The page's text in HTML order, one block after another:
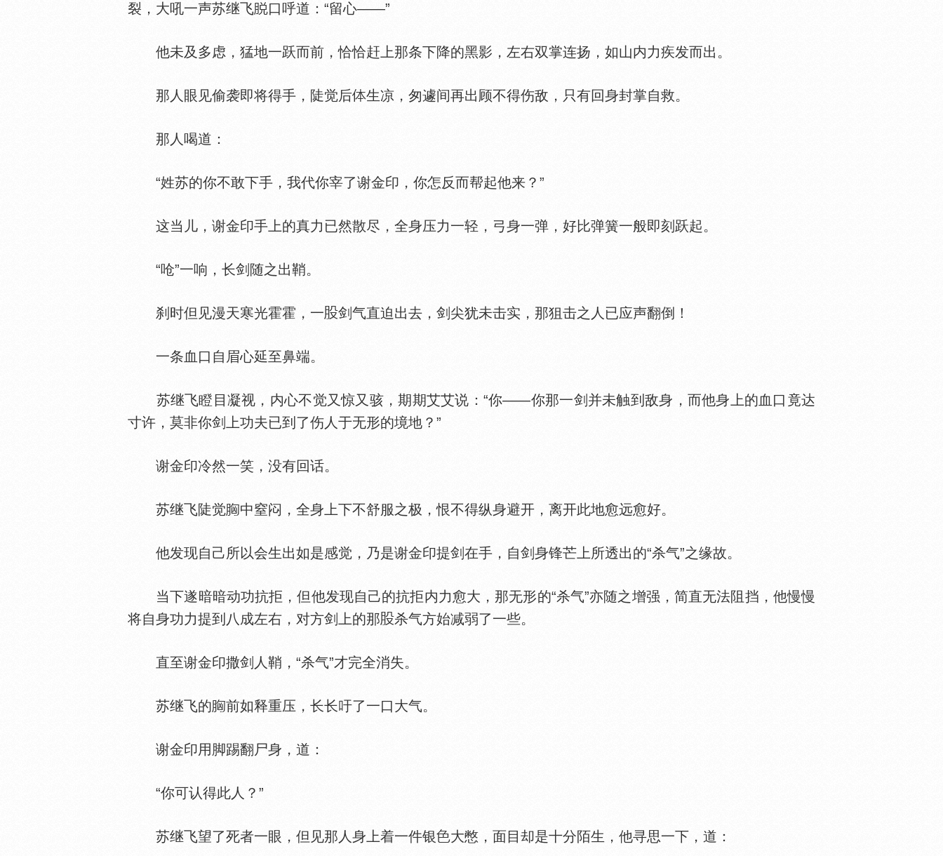
裂，大吼一声苏继飞
口呼道：“留心——”
他未及多虑，猛地一跃而前，恰恰赶上那条下降的黑影，左右双掌连扬，如山内力疾发而出。
那人眼见偷袭即将得手，陡觉后 生凉，匆遽间再出顾不得伤敌，只有回身封掌自救。
那人喝道：
“姓苏的你不敢下手，我代你宰了谢金印，你怎反而帮起他来？”
这当儿，谢金印手上的真力已然散尽，全身压力一轻，弓身一弹，好比弹簧一般即刻跃起。
“呛”一响，长剑随之出鞘。
刹时但见漫天寒光霍霍，一 剑气直迫出去，剑尖犹未击实，那狙击之人已应声翻倒！
一条血口自眉心延至鼻端。
苏继飞瞪目凝视，内心不觉又惊又骇，期期艾艾说：“你——你那一剑并未触到敌身，而他身上的血口竟达
寸许，莫非你剑上功夫已到了伤人于无形的境地？”
谢金印冷然一笑，没有回话。
苏继飞陡觉 中窒闷，全身上下不舒服之极，恨不得纵身避开，离开此地愈远愈好。
他发现自己所以会生出如是感觉，乃是谢金印提剑在手，自剑身锋芒上所透出的“杀气”之缘故。
当下遂暗暗动功抗拒，但他发现自己的抗拒内力愈大，那无形的“杀气”亦随之增强，简直无法阻挡，他慢慢
将自身功力提到八成左右，对方剑上的那
杀气方始减弱了一些。
直至谢金印撒剑人鞘，“杀气”才完全消失。
苏继飞的 前如释重压，长长吁了一口大气。
谢金印用脚踢翻尸身，道：
“你可认得此人？”
苏继飞望了死者一眼，但见那人身上着一件银 大憋，面目却是十分陌生，他寻思一下，道：